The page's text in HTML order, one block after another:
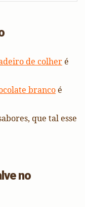
de colheré
brancoé
que tal esse
no